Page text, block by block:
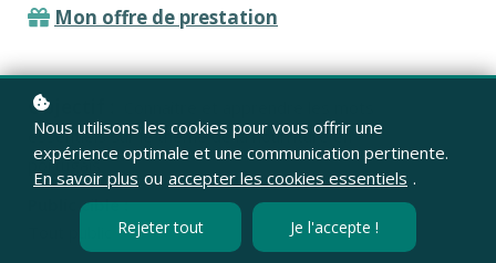
Mon offre de prestation
Objectif :
essentiels sur le thème de la nourriture en
portugais
Public cible :
Nous utilisons les cookies pour vous offrir une
expérience optimale et une communication pertinente.
En savoir plus ou accepter les cookies essentiels .
Rejeter tout Je l'accepte !